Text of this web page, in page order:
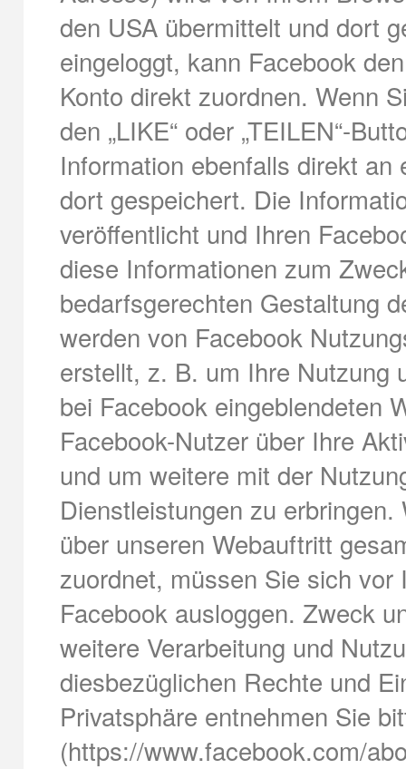
den USA übermittelt und dort
eingeloggt, kann Facebook
Konto direkt zuordnen. Wenn
den „LIKE“ oder „TEILEN“-
Information ebenfalls direkt
dort gespeichert. Die
veröffentlicht und Ihren
diese Informationen zum
bedarfsgerechten Gestaltung
werden von Facebook
erstellt, z. B. um Ihre Nutzung
bei Facebook eingeblendeten
Facebook-Nutzer über Ihre
und um weitere mit der
Dienstleistungen zu
über unseren Webauftritt
zuordnet, müssen Sie sich
Facebook ausloggen. Zweck
weitere Verarbeitung und
diesbezüglichen Rechte und
Privatsphäre entnehmen Sie
(https://www.facebook.com/